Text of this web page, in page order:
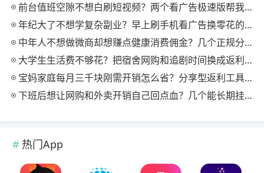
前台值班空隙不想白刷短视频？两个看广告极速版帮我月回血三百块
年纪大了不想学复杂副业？早上刷手机看广告换零花的两个极速版用法
中年人不想做微商却想赚点健康消费佣金？几个正规分享式返利平台排位
大学生生活费不够花？把宿舍网购和追剧时间换成返利零钱的方法
宝妈家庭每月三千块刚需开销怎么省？分享型返利工具这样搭最舒服
下班后想让网购和外卖开销自己回点血？几个能长期挂机的返利入口实测
热门App